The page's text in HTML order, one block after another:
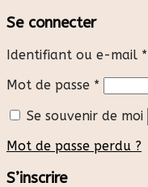
Se connecter
Identifiant ou e-mail *
Mot de passe *
Se souvenir de moi
Mot de passe perdu ?
S’inscrire